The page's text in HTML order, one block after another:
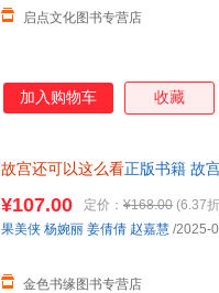
启点文化图书专营店
加入购物车 收藏
故宫还可以这么看正版书籍 故
¥107.00 定价： ¥168.00 (6.37
金色书缘图书专营店
果美侠 杨婉丽 姜倩倩 赵嘉慧 /2025-